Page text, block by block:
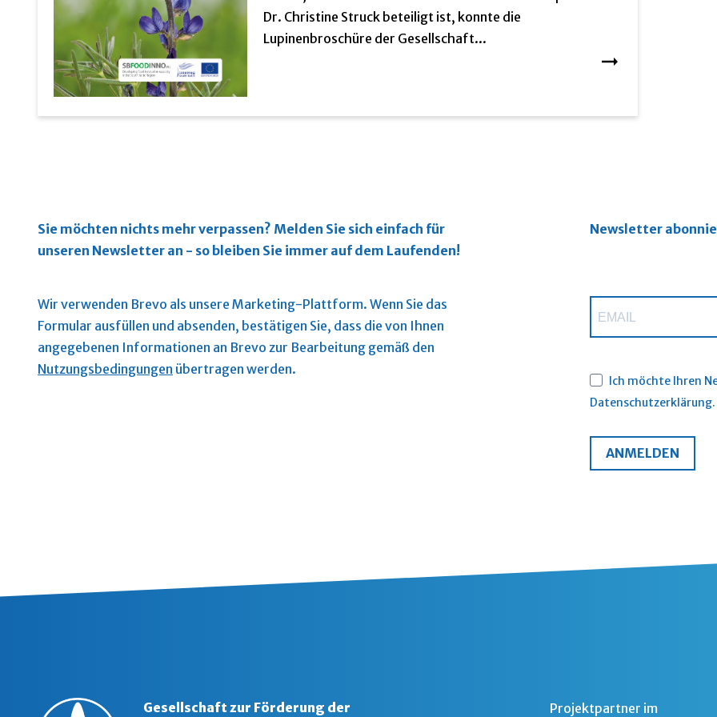
Dr. Christine Struck beteiligt ist, konnte die
Lupinenbroschüre der Gesellschaft...
Sie möchten nichts mehr verpassen? Melden Sie sich einfach für
unseren Newsletter an - so bleiben Sie immer auf dem Laufenden!
Wir verwenden Brevo als unsere Marketing-Plattform. Wenn Sie das
Formular ausfüllen und absenden, bestätigen Sie, dass die von Ihnen
angegebenen Informationen an Brevo zur Bearbeitung gemäß den
Nutzungsbedingungen übertragen werden.
Newsletter
Ich möchte Ihren
Datenschutzerklärung.
ANMELDEN
Gesellschaft zur Förderung der Projektpartner im